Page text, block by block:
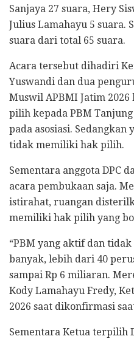
Sanjaya 27 suara, Hery
Julius Lamahayu 5 suara.
suara dari total 65 suara.
Acara tersebut dihadiri
Yuswandi dan dua
Muswil APBMI Jatim
pilih kepada PBM
pada asosiasi.
tidak memiliki hak pilih.
Sementara anggota DPC
acara pembukaan saja.
istirahat, ruangan
memiliki hak pilih yang
“PBM yang aktif dan
banyak, lebih dari 40
sampai Rp 6 miliaran.
Kody Lamahayu Fredy,
2026 saat dikonfirmasi
Sementara Ketua terpilih